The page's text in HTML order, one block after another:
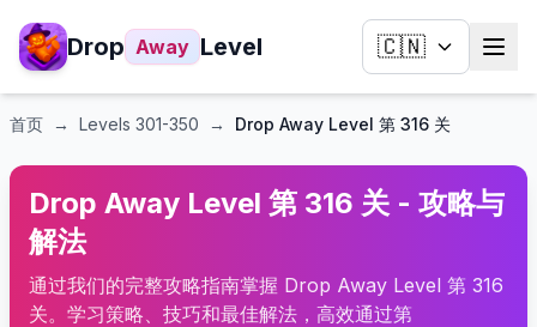
Drop Away Level 🇨🇳
首页 → Levels 301-350 → Drop Away Level 第 316 关
Drop Away Level 第 316 关 - 攻略与
解法
通过我们的完整攻略指南掌握 Drop Away Level 第 316
关。学习策略、技巧和最佳解法，高效通过第